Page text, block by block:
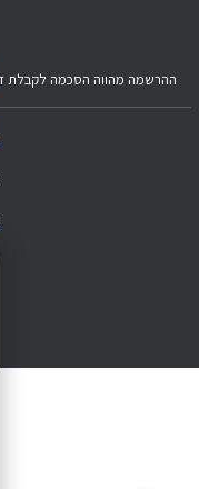
ההרשמה מהווה הסכמה לקבלת
reserved.